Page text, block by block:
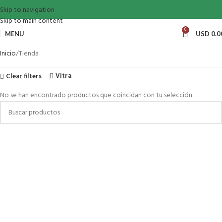
Skip to navigation
Skip to main content
MENU 0 USD
Inicio Tienda
Clear filters Vitra
No se han encontrado productos que coincidan con tu selección.